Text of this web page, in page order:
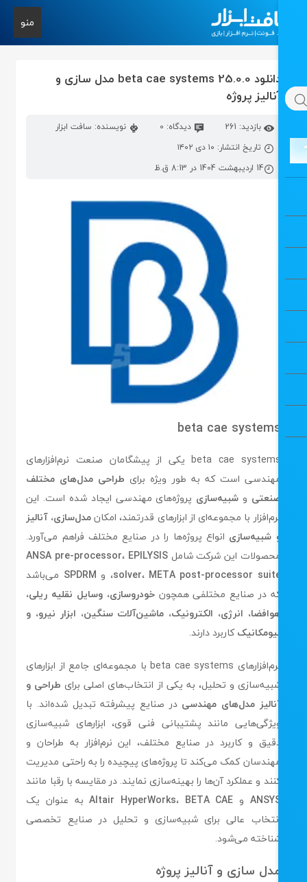
دانلود beta cae systems 25.0.0 مدل سازی و
پروژه
بازدید: 261 دیدگاه: 0
نویسنده: سافت ابزار
تاریخ انتشار: ۱۰ دی ۱۴۰۲
14 اردیبهشت 1404 در 8:13 ق.ظ
beta cae
beta cae systems یکی از پیشگامان صنعت نرم‌افزارهای
است که به طور ویژه برایطراحی مدل‌های مختلف
وشبیه‌سازیپروژه‌های مهندسی ایجاد شده است. این
با مجموعه‌ای از ابزارهای قدرتمند، امکان مدل‌سازی، آنالیز
شبیه‌سازیانواع پروژه‌ها را در صنایع مختلف فراهم می‌آورد.
این شرکت شامل
ANSA pre-processor،EPILYSIS
solver، META post-processor ، وSPDRMمی‌باشد
در صنایع مختلفی همچونخودروسازی، وسایل نقلیه ریلی،
انرژی، الکترونیک، ماشین‌آلات سنگین، ابزار نیرو، و
کاربرد دارند.
نرم‌افزارهای beta cae systems با مجموعه‌ای جامع از ابزارهای
و تحلیل، به یکی از انتخاب‌های اصلی برایطراحی و
مدل‌های مهندسیدر صنایع پیشرفته تبدیل شده‌اند. با
مانند پشتیبانی فنی قوی، ابزارهای شبیه‌سازی
و کاربرد در صنایع مختلف، این نرم‌افزار به طراحان و
کمک می‌کند تا پروژه‌های پیچیده را به راحتی مدیریت
و عملکرد آن‌ها را بهینه‌سازی نمایند. در مقایسه با رقبا مانند
و Altair HyperWorks، BETA CAE
به عنوان یک
عالی برای شبیه‌سازی و تحلیل در صنایع تخصصی
می‌شود.
سازی و آنالیز پروژه